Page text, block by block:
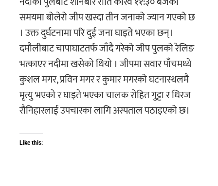
समयमा बोलेरो जीप खस्दा तीन जनाको ज्यान गएको छ
। उक्त दुर्घटनामा परि दुई जना घाइते भएका छन्।
दमौलीबाट चापाघाटतर्फ जाँदै गरेको जीप पुलको रेलिङ
भत्काएर नदीमा खसेको थियो । जीपमा सवार पाँचमध्ये
कुशल मगर, प्रविन मगर र कुमार मगरको घटनास्थलमै
मृत्यु भएको र घाइते भएका चालक रोहित गुट्टा र धिरज
रौनिहारलाई उपचारका लागि अस्पताल पठाइएको छ।
Like this: